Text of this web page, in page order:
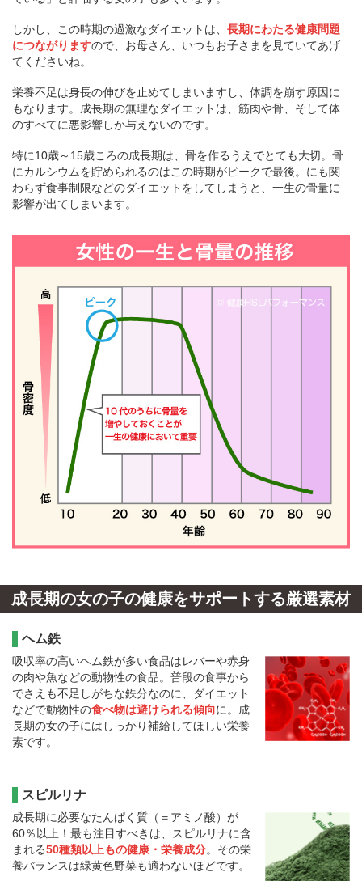
しかし、この時期の過激なダイエットは、 長期にわたる健康問題
につながりますので、お母さん、いつもお子さまを見ていてあげ
てくださいね。
栄養不足は身長の伸びを止めてしまいますし、体調を崩す原因に
もなります。成長期の無理なダイエットは、筋肉や骨、そして体
のすべてに悪影響しか与えないのです。
特に10歳～15歳ころの成長期は、骨を作るうえでとても大切。骨
にカルシウムを貯められるのはこの時期がピークで最後。にも関
わらず食事制限などのダイエットをしてしまうと、一生の骨量に
影響が出てしまいます。
成長期の女の子の健康をサポートする厳選素材
ヘム鉄
吸収率の高いヘム鉄が多い食品はレバーや赤身
の肉や魚などの動物性の食品。普段の食事から
でさえも不足しがちな鉄分なのに、ダイエット
などで動物性の食べ物は避けられる傾向に。成
長期の女の子にはしっかり補給してほしい栄養
素です。
スピルリナ
成長期に必要なたんぱく質（＝アミノ酸）が
60％以上！最も注目すべきは、スピルリナに含
まれる50種類以上もの健康・栄養成分。その栄
養バランスは緑黄色野菜も適わないほどです。